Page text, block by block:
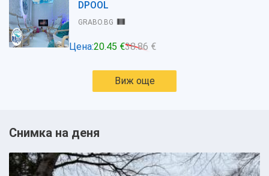
DPOOL
GRABO.BG
Цена:20.45 €38.86 €
Виж още
Снимка на деня